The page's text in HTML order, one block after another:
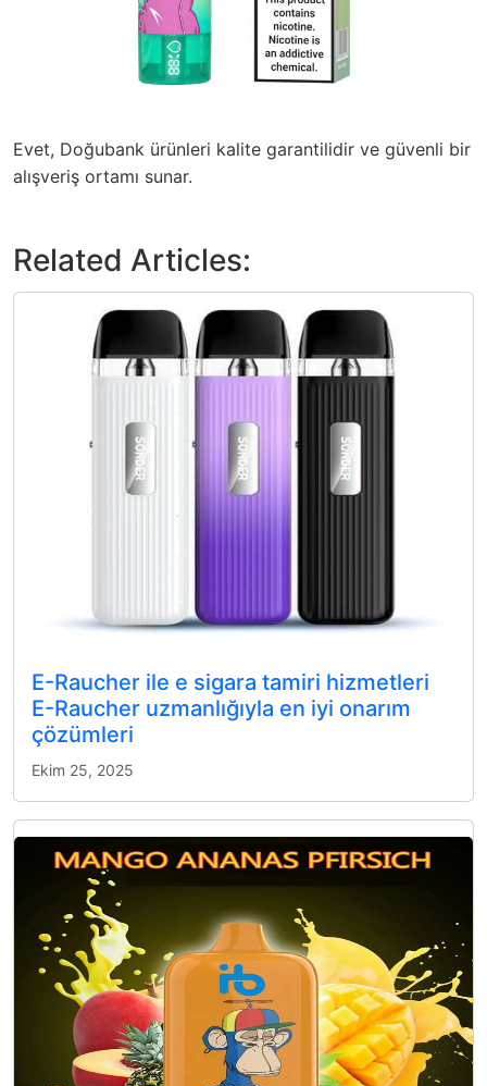
Evet, Doğubank ürünleri kalite garantilidir ve güvenli bir
alışveriş ortamı sunar.
Related Articles:
E-Raucher ile e sigara tamiri hizmetleri
E-Raucher uzmanlığıyla en iyi onarım
çözümleri
Ekim 25, 2025